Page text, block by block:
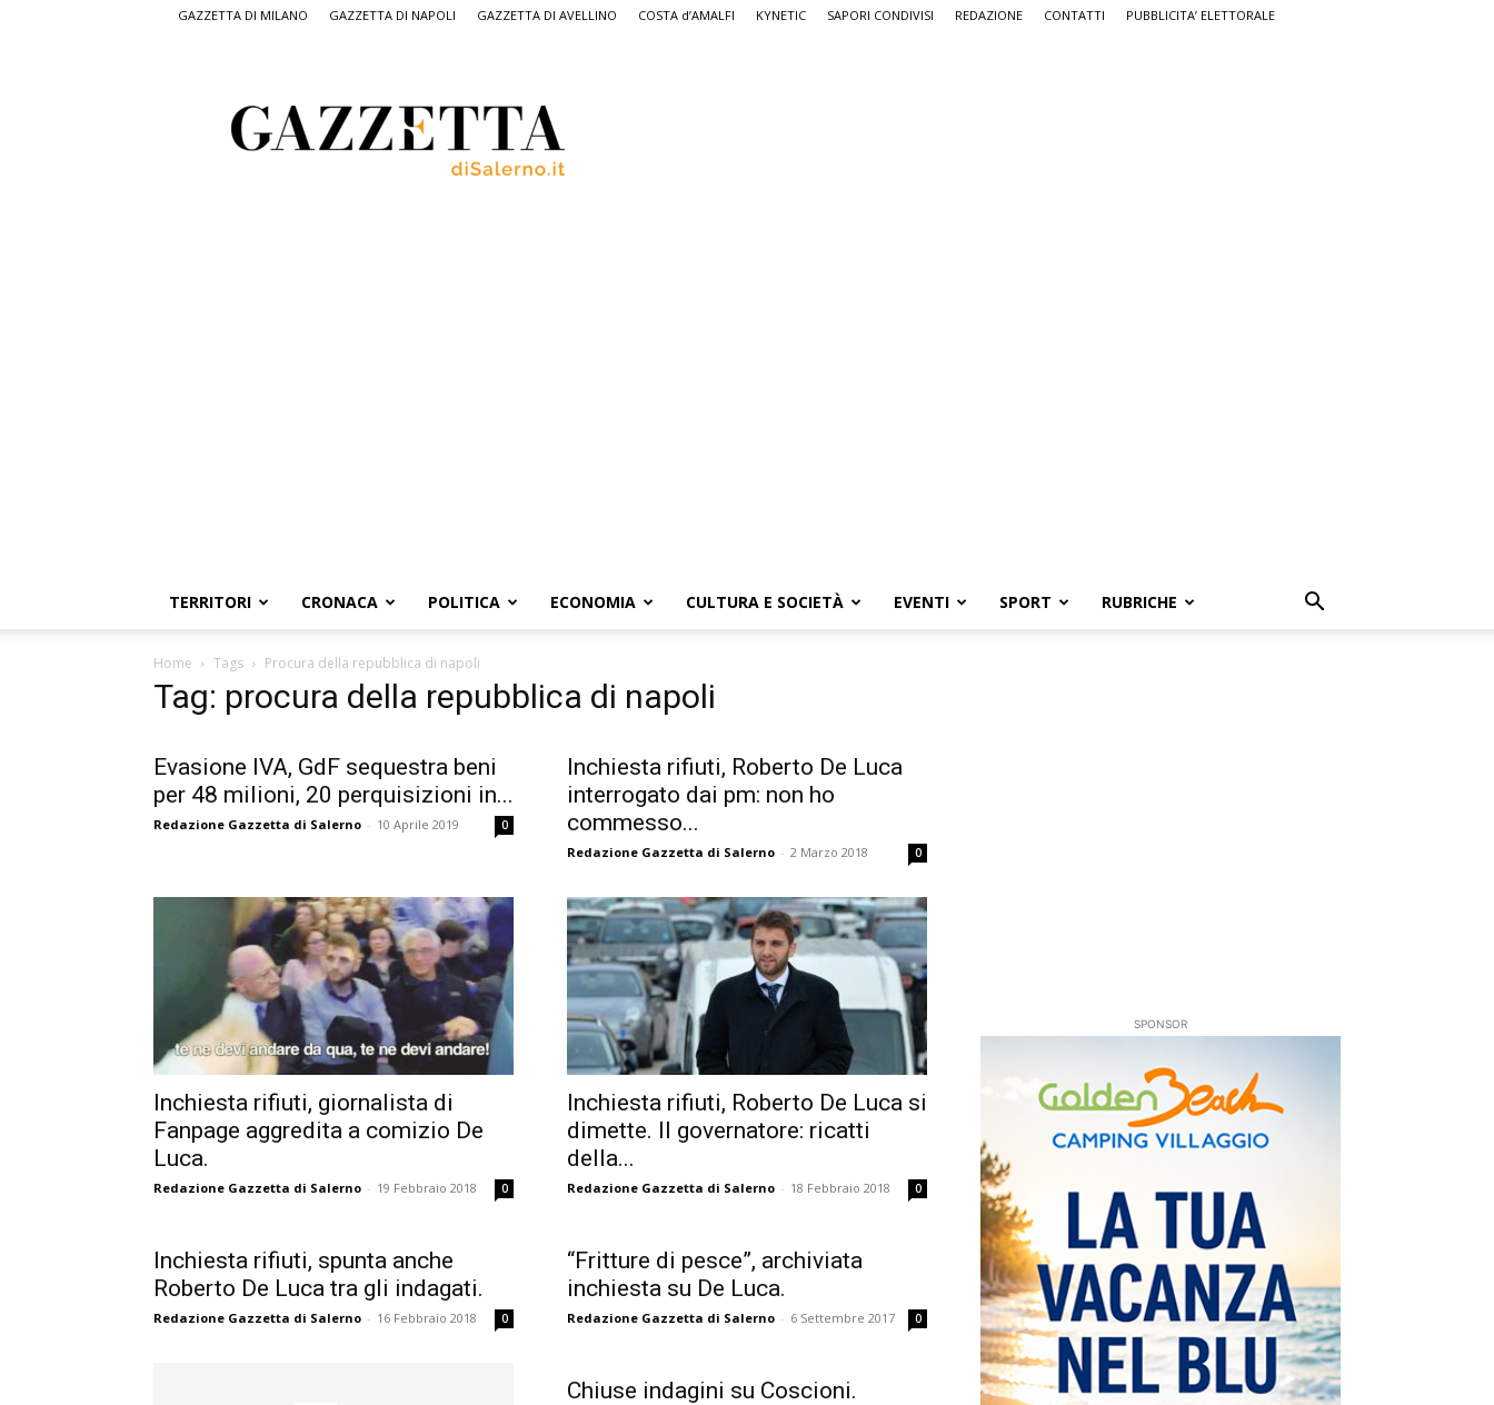
GAZZETTA DI MILANO GAZZETTA DI NAPOLI GAZZETTA DI AVELLINO COSTA d’AMALFI KYNETIC SAPORI CONDIVISI REDAZIONE CONTATTI PUBBLICITA’ ELETTORALE
Salerno,
il
quotidiano
TERRITORI CRONACA POLITICA ECONOMIA CULTURA E SOCIETÀ EVENTI SPORT RUBRICHE
Home Tags Procura della repubblica di napoli
Tag: procura della repubblica di napoli
Evasione IVA, GdF sequestra beni
per 48 milioni, 20 perquisizioni in...
Redazione Gazzetta di Salerno - 10 Aprile 2019 0
Inchiesta rifiuti, Roberto De Luca
interrogato dai pm: non ho
commesso...
Redazione Gazzetta di Salerno - 2 Marzo 2018 0
Inchiesta rifiuti, giornalista di
Fanpage aggredita a comizio De
Luca.
Redazione Gazzetta di Salerno - 19 Febbraio 2018 0
Inchiesta rifiuti, Roberto De Luca si
dimette. Il governatore: ricatti
della...
Redazione Gazzetta di Salerno - 18 Febbraio 2018 0
Inchiesta rifiuti, spunta anche
Roberto De Luca tra gli indagati.
Redazione Gazzetta di Salerno - 16 Febbraio 2018 0
“Fritture di pesce”, archiviata
inchiesta su De Luca.
Redazione Gazzetta di Salerno - 6 Settembre 2017 0
Chiuse indagini su Coscioni.
SPONSOR